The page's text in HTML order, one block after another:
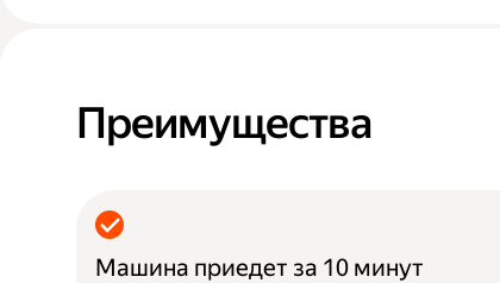
Преимущества
Машина приедет за 10 минут